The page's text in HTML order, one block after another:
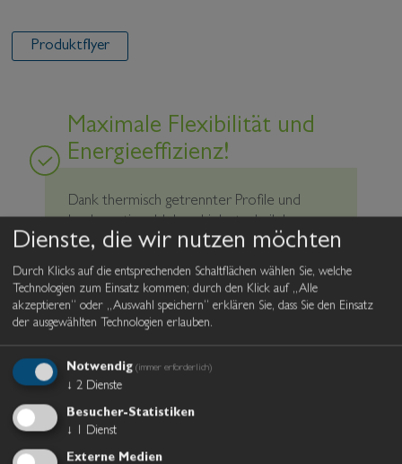
Produktflyer
Maximale Flexibilität und
Energieeffizienz!
Dank thermisch getrennter Profile und
hochwertiger Hebeschiebetechnik lassen
sich unsere Systeme leicht bedienen, bieten
ausgezeichnete Wärmedämmung und
schaffen ganzjährig nutzbare Räume.
Weitere Details der
Hebeschiebewand
Die Glasschiebetüren gleiten auf hochwertigen Laufrollen und
stabilen Aluminiumlaufschienen ruhig und kontrolliert. Einzelne
Dienste, die wir nutzen möchten
Durch Klicks auf die entsprechenden Schaltflächen wählen Sie, welche
Technologien zum Einsatz kommen; durch den Klick auf „Alle
akzeptieren“ oder „Auswahl speichern“ erklären Sie, dass Sie den Einsatz
der ausgewählten Technologien erlauben.
Notwendig (immer erforderlich)
↓ 2 Dienste
Besucher-Statistiken
↓
1 Dienst
Externe Medien